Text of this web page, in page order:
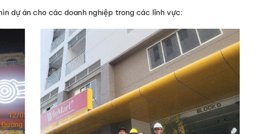
dự án cho các doanh nghiệp trong các lĩnh vực: